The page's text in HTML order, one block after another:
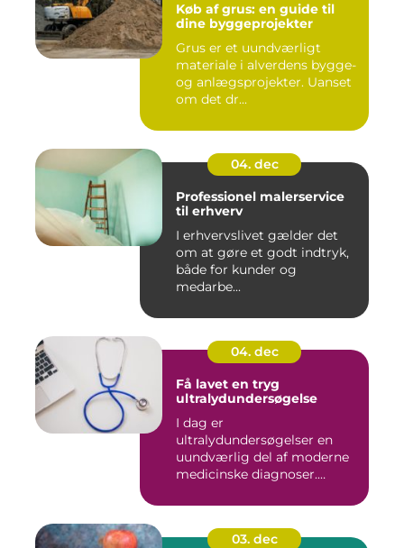
Køb af grus: en guide til
dine byggeprojekter
Grus er et uundværligt
materiale i alverdens bygge-
og anlægsprojekter. Uanset
om det dr...
04. dec
Professionel malerservice
til erhverv
I erhvervslivet gælder det
om at gøre et godt indtryk,
både for kunder og
medarbe...
04. dec
Få lavet en tryg
ultralydundersøgelse
I dag er
ultralydundersøgelser en
uundværlig del af moderne
medicinske diagnoser.
03. dec